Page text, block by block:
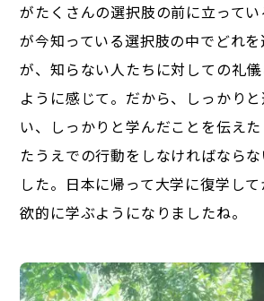
がたくさんの選択肢の前に立って
が今知っている選択肢の中でどれ
が、知らない人たちに対しての礼
ように感じて。だから、しっかり
い、しっかりと学んだことを伝え
たうえでの行動をしなければなら
した。日本に帰って大学に復学し
欲的に学ぶようになりましたね。